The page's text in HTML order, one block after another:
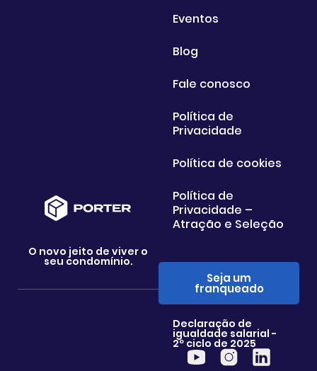
O novo jeito de viver o
seu condomínio.
Eventos
Blog
Fale conosco
Política de
Privacidade
Política de cookies
Política de
Privacidade –
Atração e Seleção
Seja um
franqueado
Declaração de
igualdade salarial -
2º ciclo de 2025